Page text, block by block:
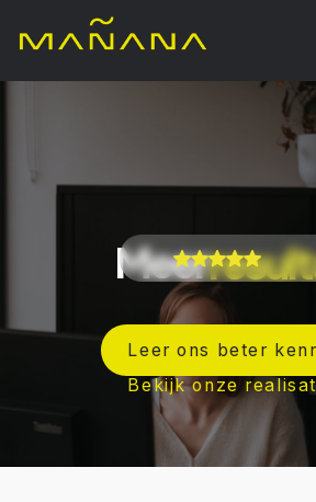
Meer
leads.
focus.
omzet.
Leer ons beter
Bekijk onze